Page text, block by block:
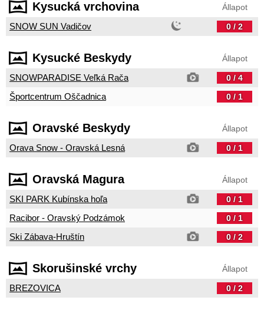
Kysucká vrchovina Állapot
SNOW SUN Vadičov 0 / 2
Kysucké Beskydy Állapot
SNOWPARADISE Veľká Rača 0 / 4
Športcentrum Oščadnica 0 / 1
Oravské Beskydy Állapot
Orava Snow - Oravská Lesná 0 / 1
Oravská Magura Állapot
SKI PARK Kubínska hoľa 0 / 1
Racibor - Oravský Podzámok 0 / 1
Ski Zábava-Hruštín 0 / 2
Skorušinské vrchy Állapot
BREZOVICA 0 / 2